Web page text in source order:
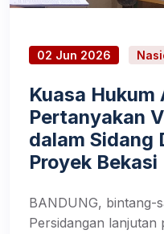
02 Jun 2026
Kuasa Hukum
Pertanyakan
dalam Sidang
Proyek Bekasi
BANDUNG, bintang-
Persidangan